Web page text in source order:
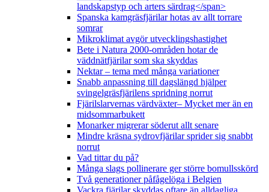
landskapstyp och arters särdrag</span>
Spanska kamgräsfjärilar hotas av allt torrare
somrar
Mikroklimat avgör utvecklingshastighet
Bete i Natura 2000-områden hotar de
väddnätfjärilar som ska skyddas
Nektar – tema med många variationer
Snabb anpassning till dagslängd hjälper
svingelgräsfjärilens spridning norrut
Fjärilslarvernas värdväxter– Mycket mer än en
midsommarbukett
Monarker migrerar söderut allt senare
Mindre kräsna sydrovfjärilar sprider sig snabbt
norrut
Vad tittar du på?
Många slags pollinerare ger större bomullsskörd
Två generationer påfågelöga i Belgien
Vackra fjärilar skyddas oftare än alldagliga